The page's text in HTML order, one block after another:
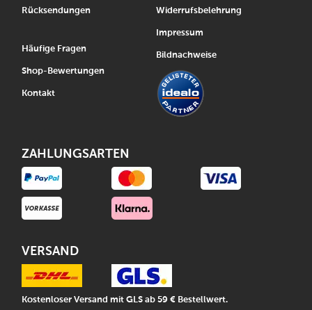
Rücksendungen
Häufige Fragen
Shop-Bewertungen
Kontakt
Widerrufsbelehrung
Impressum
Bildnachweise
ZAHLUNGSARTEN
VERSAND
Kostenloser Versand mit GLS ab 59 € Bestellwert.